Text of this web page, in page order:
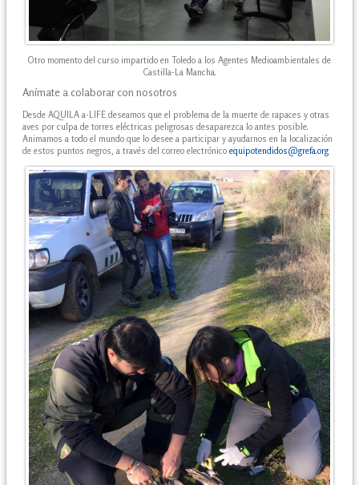
Otro momento del curso impartido en Toledo a los Agentes Medioambientales de
Castilla-La Mancha.
Anímate a colaborar con nosotros
Desde AQUILA a-LIFE deseamos que el problema de la muerte de rapaces y otras
aves por culpa de torres eléctricas peligrosas desaparezca lo antes posible.
Animamos a todo el mundo que lo desee a participar y ayudarnos en la localización
de estos puntos negros, a través del correo electrónico equipotendidos@grefa.org